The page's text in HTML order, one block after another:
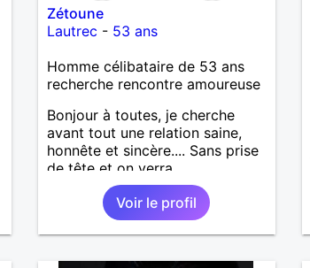
Zétoune
Lautrec - 53 ans
Homme célibataire de 53 ans
recherche rencontre amoureuse
Bonjour à toutes, je cherche
avant tout une relation saine,
honnête et sincère.... Sans prise
de tête et on verra
Voir le profil